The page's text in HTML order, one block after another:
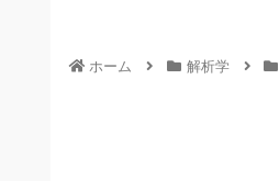
ホーム 解析学